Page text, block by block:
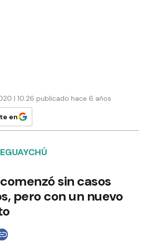
| 10:26 publicado hace 6 años
en
sin casos
pero con un nuevo